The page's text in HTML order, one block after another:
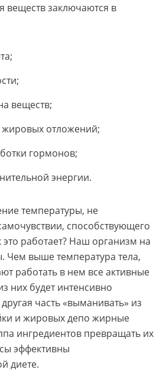
веществ заключаются в
веществ;
отложений;
гормонов;
энергии.
температуры, не
способствующего
работает? Наш организм на
Чем выше температура тела,
работать в нем все активные
них будет интенсивно
часть «выманивать» из
и жировых депо жирные
ингредиентов превращать их
эффективны
диете.